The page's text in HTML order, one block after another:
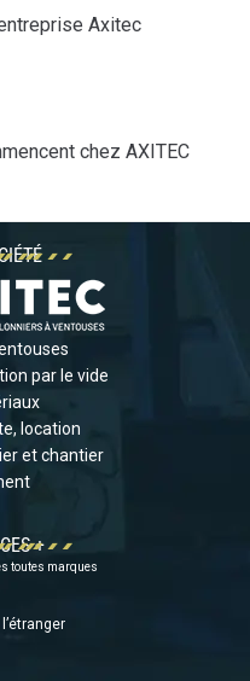
Axitec
chez AXITEC
par le vide
location
et chantier
+
toutes marques